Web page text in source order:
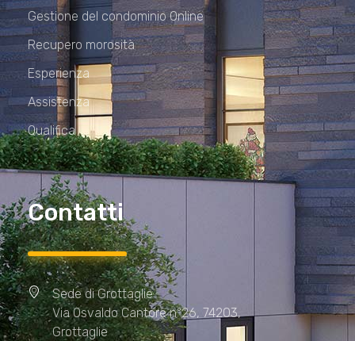
Gestione del condominio Online
Recupero morosità
Esperienza
Assistenza
Qualifica
Contatti
Sede di Grottaglie
Via Osvaldo Cantore n°26, 74203,
Grottaglie